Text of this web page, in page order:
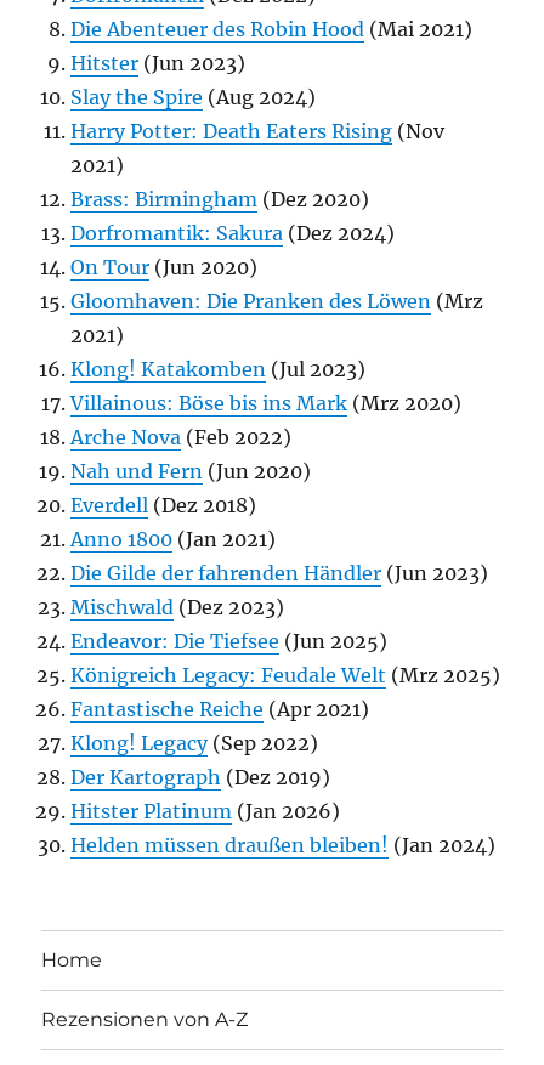
Die Abenteuer des Robin Hood (Mai 2021)
Hitster (Jun 2023)
Slay the Spire (Aug 2024)
Harry Potter: Death Eaters Rising (Nov
2021)
Brass: Birmingham (Dez 2020)
Dorfromantik: Sakura (Dez 2024)
On Tour (Jun 2020)
Gloomhaven: Die Pranken des Löwen (Mrz
2021)
Klong! Katakomben (Jul 2023)
Villainous: Böse bis ins Mark (Mrz 2020)
Arche Nova (Feb 2022)
Nah und Fern (Jun 2020)
Everdell (Dez 2018)
Anno 1800 (Jan 2021)
Die Gilde der fahrenden Händler (Jun 2023)
Mischwald (Dez 2023)
Endeavor: Die Tiefsee (Jun 2025)
Königreich Legacy: Feudale Welt (Mrz 2025)
Fantastische Reiche (Apr 2021)
Klong! Legacy(Sep 2022)
Der Kartograph (Dez 2019)
Hitster Platinum (Jan 2026)
Helden müssen draußen bleiben! (Jan 2024)
Home
Rezensionen von A-Z